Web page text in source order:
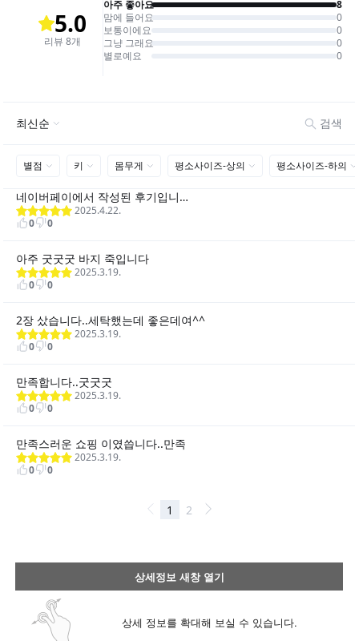
상세정보 새창 열기
상세 정보를 확대해 보실 수 있습니다.